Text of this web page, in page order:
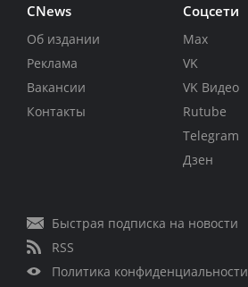
CNews
Об издании
Реклама
Вакансии
Контакты
Соцсети
Max
VK
VK Видео
Rutube
Telegram
Дзен
Быстрая подписка на новости
RSS
Политика конфиденциальности